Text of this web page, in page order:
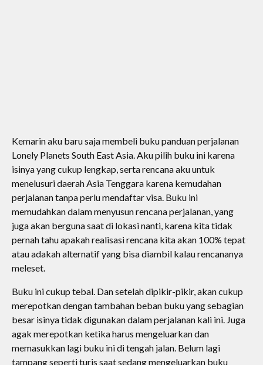
Kemarin aku baru saja membeli buku panduan perjalanan
Lonely Planets South East Asia. Aku pilih buku ini karena
isinya yang cukup lengkap, serta rencana aku untuk
menelusuri daerah Asia Tenggara karena kemudahan
perjalanan tanpa perlu mendaftar visa. Buku ini
memudahkan dalam menyusun rencana perjalanan, yang
juga akan berguna saat di lokasi nanti, karena kita tidak
pernah tahu apakah realisasi rencana kita akan 100% tepat
atau adakah alternatif yang bisa diambil kalau rencananya
meleset.
Buku ini cukup tebal. Dan setelah dipikir-pikir, akan cukup
merepotkan dengan tambahan beban buku yang sebagian
besar isinya tidak digunakan dalam perjalanan kali ini. Juga
agak merepotkan ketika harus mengeluarkan dan
memasukkan lagi buku ini di tengah jalan. Belum lagi
tampang seperti turis saat sedang mengeluarkan buku